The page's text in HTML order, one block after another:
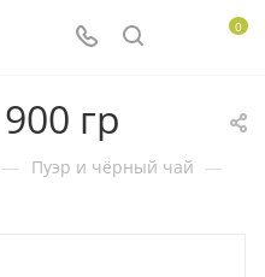
0
гр
— Пуэр и чёрный чай —